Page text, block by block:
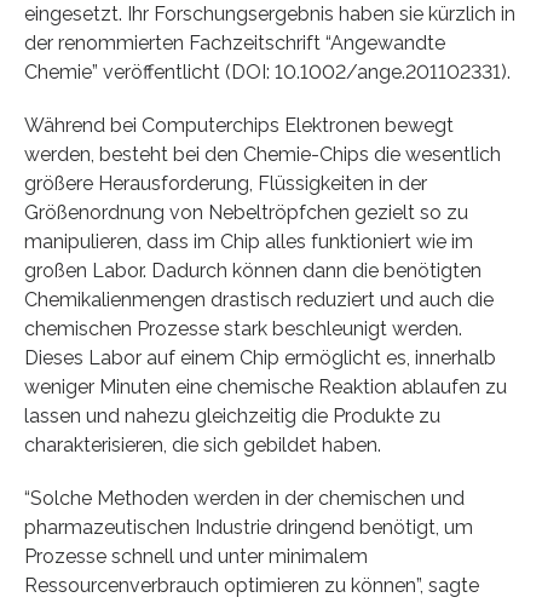
eingesetzt. Ihr Forschungsergebnis haben sie kürzlich in
der renommierten Fachzeitschrift “Angewandte
Chemie” veröffentlicht (DOI: 10.1002/ange.201102331).
Während bei Computerchips Elektronen bewegt
werden, besteht bei den Chemie-Chips die wesentlich
größere Herausforderung, Flüssigkeiten in der
Größenordnung von Nebeltröpfchen gezielt so zu
manipulieren, dass im Chip alles funktioniert wie im
großen Labor. Dadurch können dann die benötigten
Chemikalienmengen drastisch reduziert und auch die
chemischen Prozesse stark beschleunigt werden.
Dieses Labor auf einem Chip ermöglicht es, innerhalb
weniger Minuten eine chemische Reaktion ablaufen zu
lassen und nahezu gleichzeitig die Produkte zu
charakterisieren, die sich gebildet haben.
“Solche Methoden werden in der chemischen und
pharmazeutischen Industrie dringend benötigt, um
Prozesse schnell und unter minimalem
Ressourcenverbrauch optimieren zu können”, sagte